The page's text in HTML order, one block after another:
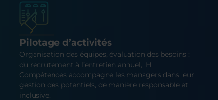
Pilotage d’activités
Organisation des équipes, évaluation des besoins :
du recrutement à l’entretien annuel, IH
Compétences accompagne les managers dans leur
gestion des potentiels, de manière responsable et
inclusive.